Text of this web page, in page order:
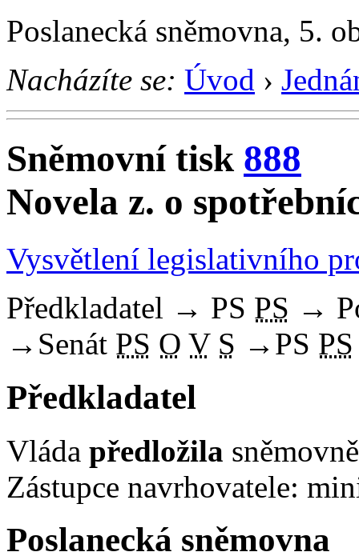
Poslanecká sněmovna, 5.
Nacházíte se: Úvod ›
Sněmovní tisk 888
Novela z. o
Vysvětlení legislativního
Předkladatel → PS PS →
→ Senát PS O V S → PS PS
Předkladatel
Vláda předložila
Zástupce navrhovatele:
Poslanecká sněmovna